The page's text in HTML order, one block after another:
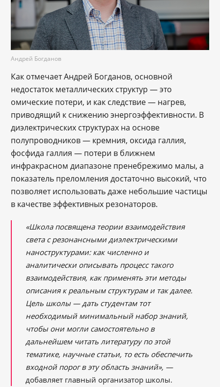
Андрей Богданов
Как отмечает Андрей Богданов, основной
недостаток металлических структур — это
омические потери, и как следствие ― нагрев,
приводящий к снижению энергоэффективности. В
диэлектрических структурах на основе
полупроводников — кремния, оксида галлия,
фосфида галлия — потери в ближнем
инфракрасном диапазоне пренебрежимо малы, а
показатель преломления достаточно высокий, что
позволяет использовать даже небольшие частицы
в качестве эффективных резонаторов.
«Школа посвящена теории взаимодействия
света с резонансными диэлектрическими
наноструктурами: как численно и
аналитически описывать процесс такого
взаимодействия, как применять эти методы
описания к реальным структурам и так далее.
Цель школы — дать студентам тот
необходимый минимальный набор знаний,
чтобы они могли самостоятельно в
дальнейшем читать литературу по этой
тематике, научные статьи, то есть обеспечить
входной порог в эту область знаний», ―
добавляет главный организатор школы.